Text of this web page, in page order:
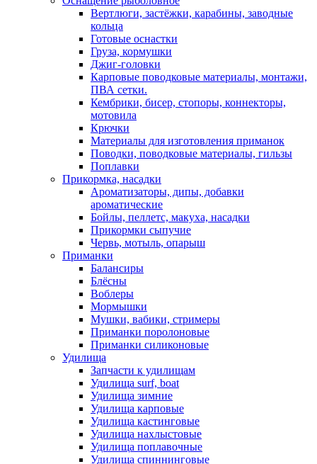
Вертлюги, застёжки, карабины, заводные
кольца
Готовые оснастки
Груза, кормушки
Джиг-головки
Карповые поводковые материалы, монтажи,
ПВА сетки.
Кембрики, бисер, стопоры, коннекторы,
мотовила
Крючки
Материалы для изготовления приманок
Поводки, поводковые материалы, гильзы
Поплавки
Прикормка, насадки
Ароматизаторы, дипы, добавки
ароматические
Бойлы, пеллетс, макуха, насадки
Прикормки сыпучие
Червь, мотыль, опарыш
Приманки
Балансиры
Блёсны
Воблеры
Мормышки
Мушки, вабики, стримеры
Приманки поролоновые
Приманки силиконовые
Удилища
Запчасти к удилищам
Удилища surf, boat
Удилища зимние
Удилища карповые
Удилища кастинговые
Удилища нахлыстовые
Удилища поплавочные
Удилища спиннинговые